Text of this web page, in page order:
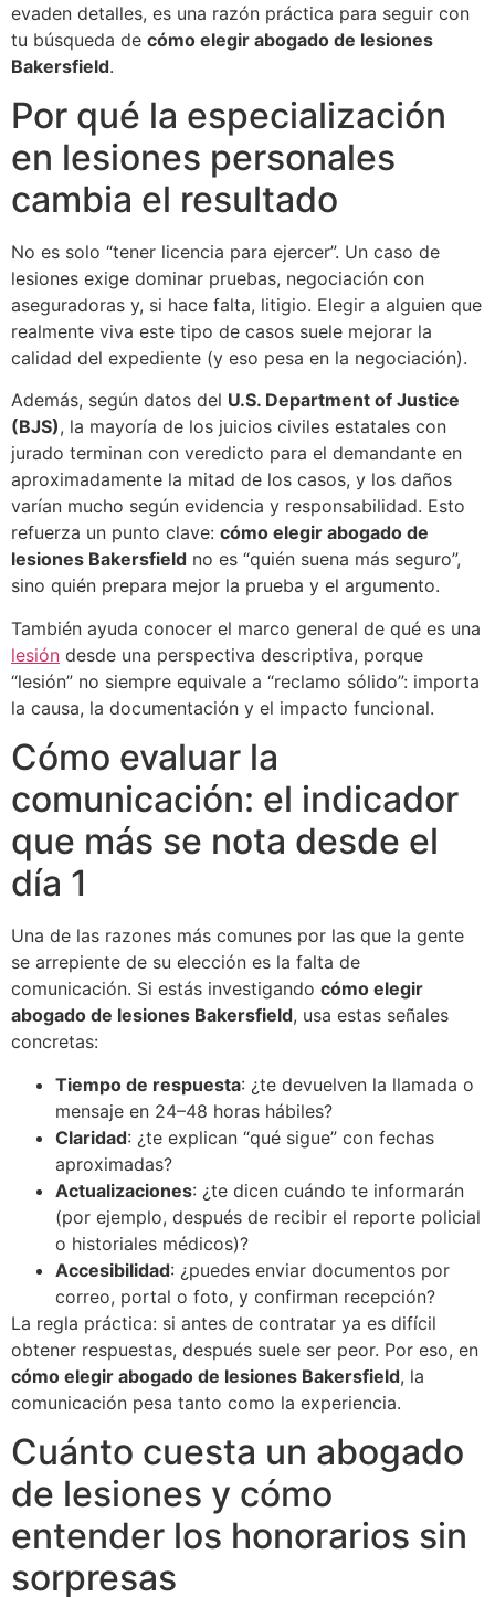
evaden detalles, es una razón práctica para seguir con
tu búsqueda de cómo elegir abogado de lesiones
Bakersfield.
Por qué la especialización
en lesiones personales
cambia el resultado
No es solo “tener licencia para ejercer”. Un caso de
lesiones exige dominar pruebas, negociación con
aseguradoras y, si hace falta, litigio. Elegir a alguien que
realmente viva este tipo de casos suele mejorar la
calidad del expediente (y eso pesa en la negociación).
Además, según datos del U.S. Department of Justice
(BJS), la mayoría de los juicios civiles estatales con
jurado terminan con veredicto para el demandante en
aproximadamente la mitad de los casos, y los daños
varían mucho según evidencia y responsabilidad. Esto
refuerza un punto clave: cómo elegir abogado de
lesiones Bakersfield no es “quién suena más seguro”,
sino quién prepara mejor la prueba y el argumento.
También ayuda conocer el marco general de qué es una
lesión desde una perspectiva descriptiva, porque
“lesión” no siempre equivale a “reclamo sólido”: importa
la causa, la documentación y el impacto funcional.
Cómo evaluar la
comunicación: el indicador
que más se nota desde el
día 1
Una de las razones más comunes por las que la gente
se arrepiente de su elección es la falta de
comunicación. Si estás investigando cómo elegir
abogado de lesiones Bakersfield, usa estas señales
concretas:
Tiempo de respuesta: ¿te devuelven la llamada o
mensaje en 24–48 horas hábiles?
Claridad: ¿te explican “qué sigue” con fechas
aproximadas?
Actualizaciones: ¿te dicen cuándo te informarán
(por ejemplo, después de recibir el reporte policial
o historiales médicos)?
Accesibilidad: ¿puedes enviar documentos por
correo, portal o foto, y confirman recepción?
La regla práctica: si antes de contratar ya es difícil
obtener respuestas, después suele ser peor. Por eso, en
cómo elegir abogado de lesiones Bakersfield, la
comunicación pesa tanto como la experiencia.
Cuánto cuesta un abogado
de lesiones y cómo
entender los honorarios sin
sorpresas